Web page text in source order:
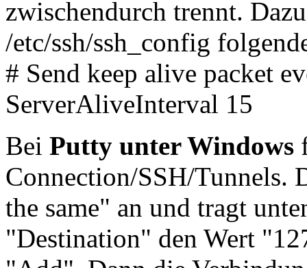
zwischendurch trennt.
/etc/ssh/ssh_config
# Send keep alive packet
ServerAliveInterval 15
Bei Putty unter Windows
Connection/SSH/Tunnels.
the same" an und tragt
"Destination" den Wert